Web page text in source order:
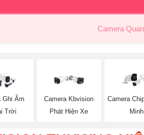
Camera
Ghi Âm
Trời
Camera Kbvision
Phát Hiện Xe
Camera
Minh